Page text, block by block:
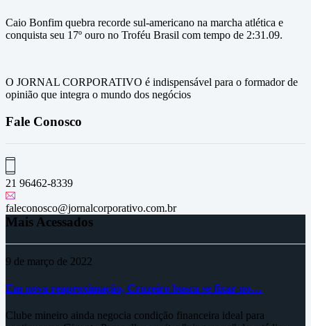
Caio Bonfim quebra recorde sul-americano na marcha atlética e
conquista seu 17º ouro no Troféu Brasil com tempo de 2:31.09.
O JORNAL CORPORATIVO é indispensável para o formador de
opinião que integra o mundo dos negócios
Fale Conosco
21 96462-8339
faleconosco@jornalcorporativo.com.br
Mais Acessados
9 de março de 2022
Em nova reaproximação, Cruzeiro busca se fixar no…
Clube mineiro ainda negocia condição financeira ideal para